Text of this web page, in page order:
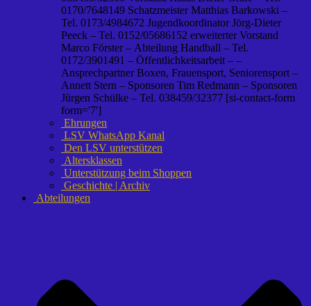
0170/7648149 Schatzmeister Matthias Barkowski –
Tel. 0173/4984672 Jugendkoordinator Jörg-Dieter
Peeck – Tel. 0152/05686152 erweiterter Vorstand
Marco Förster – Abteilung Handball – Tel.
0172/3901491 – Öffentlichkeitsarbeit – –
Ansprechpartner Boxen, Frauensport, Seniorensport –
Annett Stern – Sponsoren Tim Redmann – Sponsoren
Jürgen Schülke – Tel. 038459/32377 [si-contact-form
form='7']
Ehrungen
LSV WhatsApp Kanal
Den LSV unterstützen
Altersklassen
Unterstützung beim Shoppen
Geschichte | Archiv
Abteilungen